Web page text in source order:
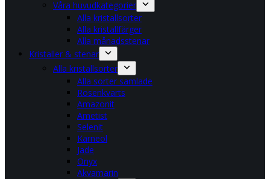
Våra huvudkategorier
Alla kristallsorter
Alla kristallfärger
Alla månadsstenar
Kristaller & stenar
Alla kristallsorter
Alla sorter samlade
Rosenkvarts
Amazonit
Ametist
Selenit
Karneol
Jade
Onyx
Akvamarin